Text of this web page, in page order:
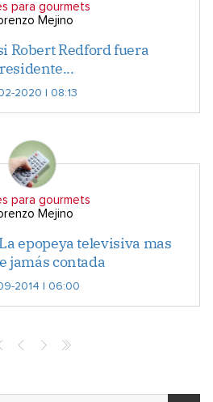
para gourmets
Mejino
Robert Redford fuera
2020 | 08:13
para gourmets
Mejino
epopeya televisiva mas
jamás contada
2014 | 06:00